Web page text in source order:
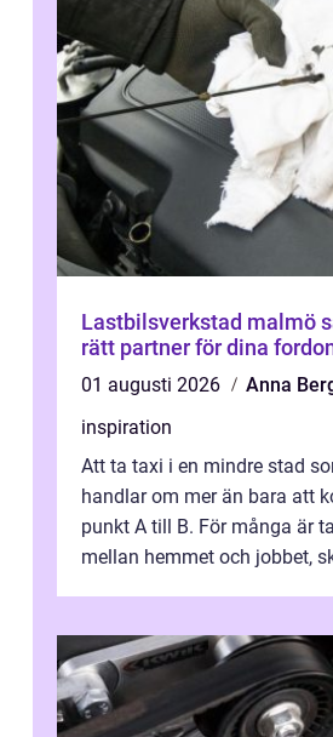
Lastbilsverkstad malmö så väljer du
rätt partner för dina
01 augusti 2026
Anna
inspiration
Att ta taxi i en mindre stad
handlar om mer än bara att
punkt A till B. För många är
mellan hemmet och jobbet,